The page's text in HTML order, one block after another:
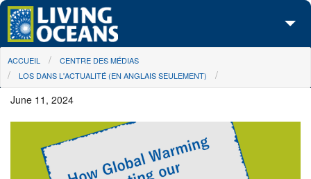
Skip to main content
À propos de nous
Nos campagnes
Centre des Médias
Les Cartes
You are here
ACCUEIL
CENTRE DES MÉDIAS
LOS DANS L'ACTUALITÉ (EN ANGLAIS SEULEMENT)
June 11, 2024